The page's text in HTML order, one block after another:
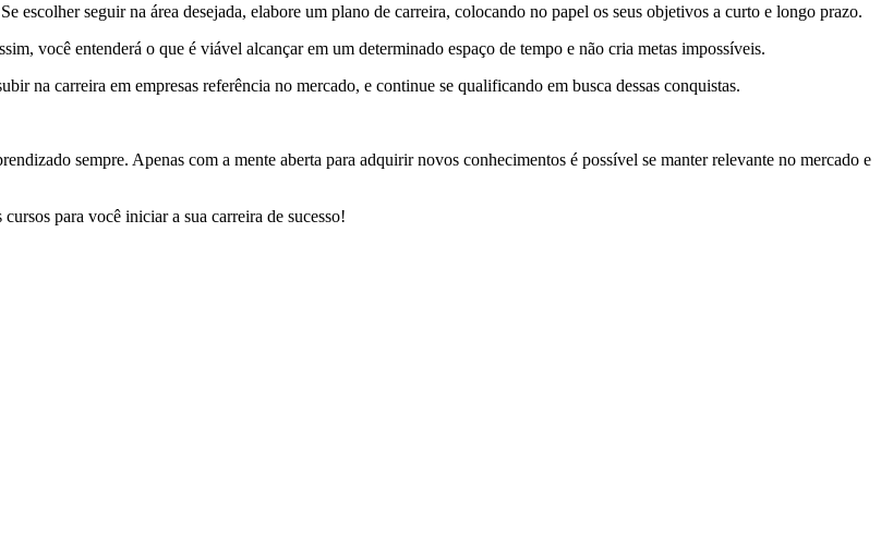
escolher seguir na área desejada, elabore um plano de carreira, colocando no papel os seus objetivos a curto e longo prazo.
você entenderá o que é viável alcançar em um determinado espaço de tempo e não cria metas impossíveis.
na carreira em empresas referência no mercado, e continue se qualificando em busca dessas conquistas.
sempre. Apenas com a mente aberta para adquirir novos conhecimentos é possível se manter relevante no mercado e
para você iniciar a sua carreira de sucesso!